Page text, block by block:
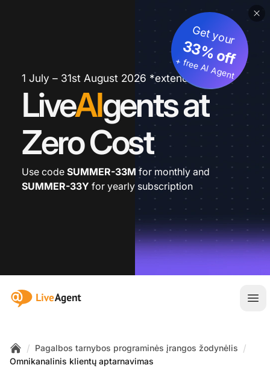
1 July – 31st August 2026 *extended
LiveAIgents at
Zero Cost
Get your
33% off
+ free AI Agent
Use code SUMMER-33M for monthly and
SUMMER-33Y for yearly subscription
:site.title
Home
/ Pagalbos tarnybos programinės įrangos žodynėlis /
Omnikanalinis klientų aptarnavimas